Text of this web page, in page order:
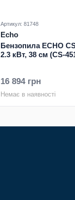
Артикул: 81748
Echo
Бензопила ECHO
2.3 кВт, 38 см (CS-
16 894 грн
Немає в наявності